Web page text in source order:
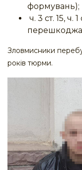
формувань);
ч. 3 ст. 15, ч.
Зловмисники
років тюрми.